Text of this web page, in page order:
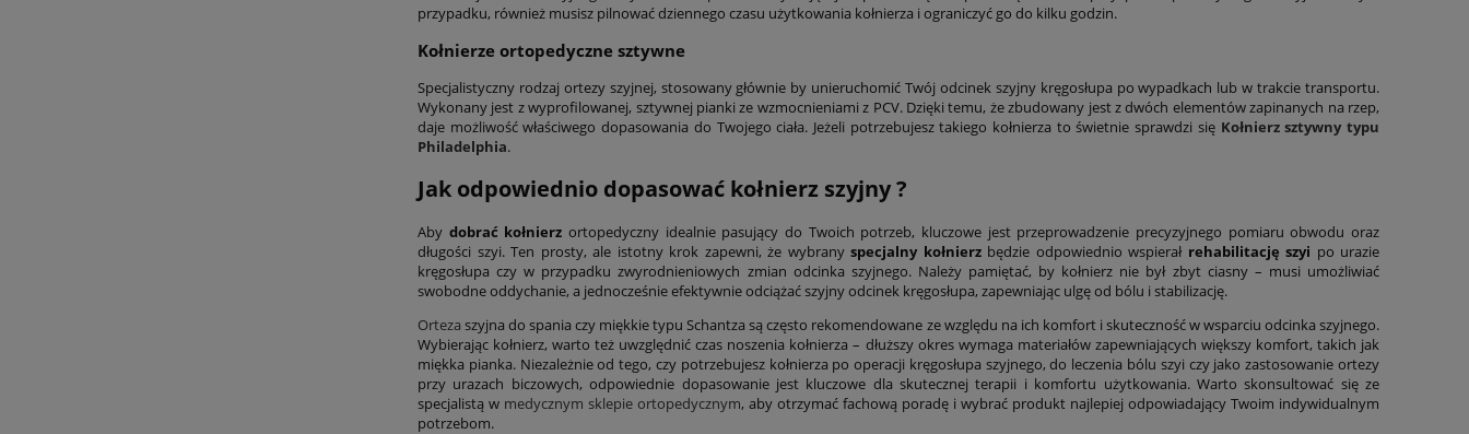
przypadku, również musisz pilnować dziennego czasu użytkowania kołnierza i ograniczyć go do kilku godzin.
Kołnierze ortopedyczne sztywne
Specjalistyczny rodzaj ortezy szyjnej, stosowany głównie by unieruchomić Twój odcinek szyjny kręgosłupa po wypadkach lub w trakcie transportu.
Wykonany jest z wyprofilowanej, sztywnej pianki ze wzmocnieniami z PCV. Dzięki temu, że zbudowany jest z dwóch elementów zapinanych na rzep,
daje możliwość właściwego dopasowania do Twojego ciała. Jeżeli potrzebujesz takiego kołnierza to świetnie sprawdzi się Kołnierz sztywny typu
Philadelphia.
Jak odpowiednio dopasować kołnierz szyjny ?
Aby dobrać kołnierz ortopedyczny idealnie pasujący do Twoich potrzeb, kluczowe jest przeprowadzenie precyzyjnego pomiaru obwodu oraz
długości szyi. Ten prosty, ale istotny krok zapewni, że wybrany specjalny kołnierzbędzie odpowiednio wspierał rehabilitację szyi po urazie
kręgosłupa czy w przypadku zwyrodnieniowych zmian odcinka szyjnego. Należy pamiętać, by kołnierz nie był zbyt ciasny – musi umożliwiać
swobodne oddychanie, a jednocześnie efektywnie odciążać szyjny odcinek kręgosłupa, zapewniając ulgę od bólu i stabilizację.
Orteza szyjna do spania czy miękkie typu Schantza są często rekomendowane ze względu na ich komfort i skuteczność w wsparciu odcinka szyjnego.
Wybierając kołnierz, warto też uwzględnić czas noszenia kołnierza – dłuższy okres wymaga materiałów zapewniających większy komfort, takich jak
miękka pianka. Niezależnie od tego, czy potrzebujesz kołnierza po operacji kręgosłupa szyjnego, do leczenia bólu szyi czy jako zastosowanie ortezy
przy urazach biczowych, odpowiednie dopasowanie jest kluczowe dla skutecznej terapii i komfortu użytkowania. Warto skonsultować się ze
specjalistą w medycznym sklepie ortopedycznym, aby otrzymać fachową poradę i wybrać produkt najlepiej odpowiadający Twoim indywidualnym
potrzebom.